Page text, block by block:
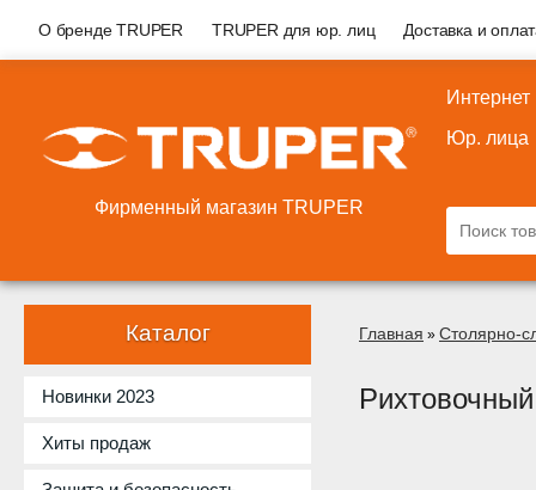
О бренде TRUPER TRUPER для юр. лиц Доставка и
Фирменный магазин TRUPER
Интернет
Юр. лица
Каталог
Новинки 2023
Хиты продаж
Главная » Столярно-